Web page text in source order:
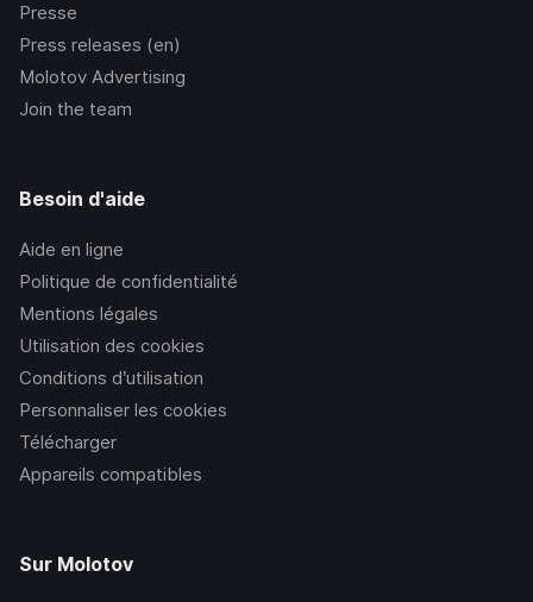
Presse
Press releases (en)
Molotov Advertising
Join the team
Besoin d'aide
Aide en ligne
Politique de confidentialité
Mentions légales
Utilisation des cookies
Conditions d’utilisation
Personnaliser les cookies
Télécharger
Appareils compatibles
Sur Molotov